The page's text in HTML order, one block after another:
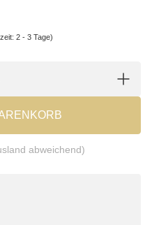
2 - 3 Tage)
abweichend)